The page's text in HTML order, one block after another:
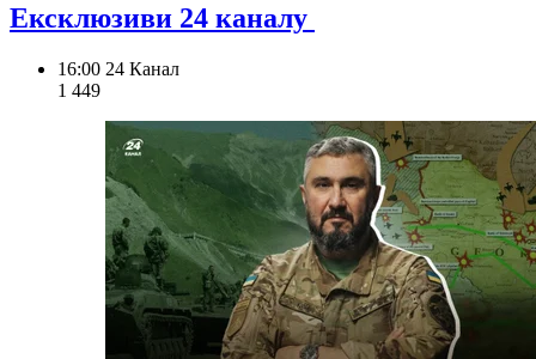
Ексклюзиви 24 каналу
16:00 24 Канал
1 449